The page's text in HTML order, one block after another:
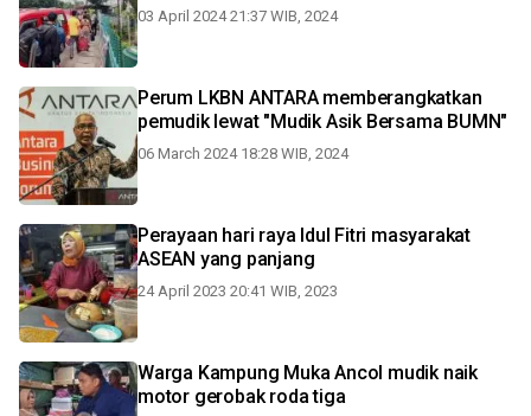
03 April 2024 21:37 WIB, 2024
Perum LKBN ANTARA memberangkatkan
pemudik lewat "Mudik Asik Bersama BUMN"
06 March 2024 18:28 WIB, 2024
Perayaan hari raya Idul Fitri masyarakat
ASEAN yang panjang
24 April 2023 20:41 WIB, 2023
Warga Kampung Muka Ancol mudik naik
motor gerobak roda tiga